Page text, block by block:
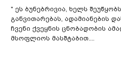
" ეს ბუნებრივია, ხელს
განვითარებას, ადამიანების
ჩვენი ქვეყნის ცნობადობის
მსოფლიოს მასშტაბით....